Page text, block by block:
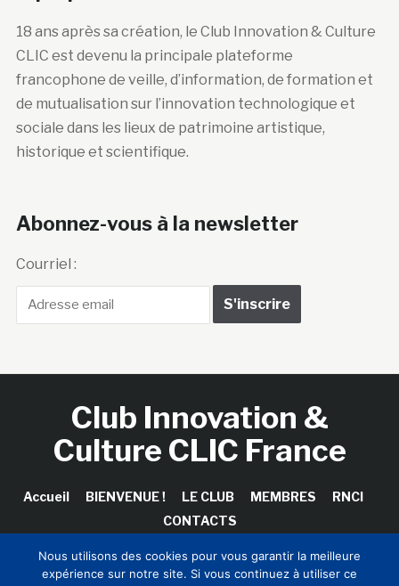
18 ans après sa création, le Club Innovation & Culture
CLIC est devenu la principale plateforme
francophone de veille, d’information, de formation et
de mutualisation sur l’innovation technologique et
sociale dans les lieux de patrimoine artistique,
historique et scientifique.
Abonnez-vous à la newsletter
Courriel :
Club Innovation &
Culture CLIC France
Accueil BIENVENUE ! LE CLUB MEMBRES
RNCI
CONTACTS
Nous utilisons des cookies pour vous garantir la meilleure
expérience sur notre site. Si vous continuez à utiliser ce